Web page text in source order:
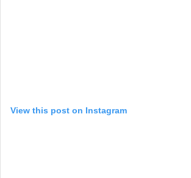
View this post on Instagram